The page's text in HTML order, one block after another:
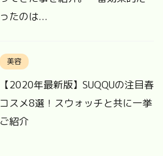
ったのは...
美容
【2020年最新版】SUQQUの注目春
コスメ8選！スウォッチと共に一挙
ご紹介